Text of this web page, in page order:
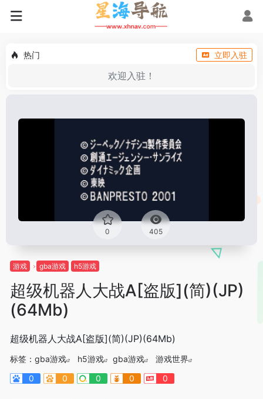
热门 立即入驻
欢迎入驻！
0 405
游戏 gba游戏 h5游戏
超级机器人大战A[盗版](简)(JP)
(64Mb)
超级机器人大战A[盗版](简)(JP)(64Mb)
标签： gba游戏 h5游戏 gba游戏
游戏世界
0
0 0 0 0